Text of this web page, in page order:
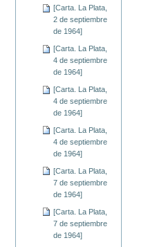
[Carta. La Plata,
2 de septiembre
de 1964]
[Carta. La Plata,
4 de septiembre
de 1964]
[Carta. La Plata,
4 de septiembre
de 1964]
[Carta. La Plata,
4 de septiembre
de 1964]
[Carta. La Plata,
7 de septiembre
de 1964]
[Carta. La Plata,
7 de septiembre
de 1964]